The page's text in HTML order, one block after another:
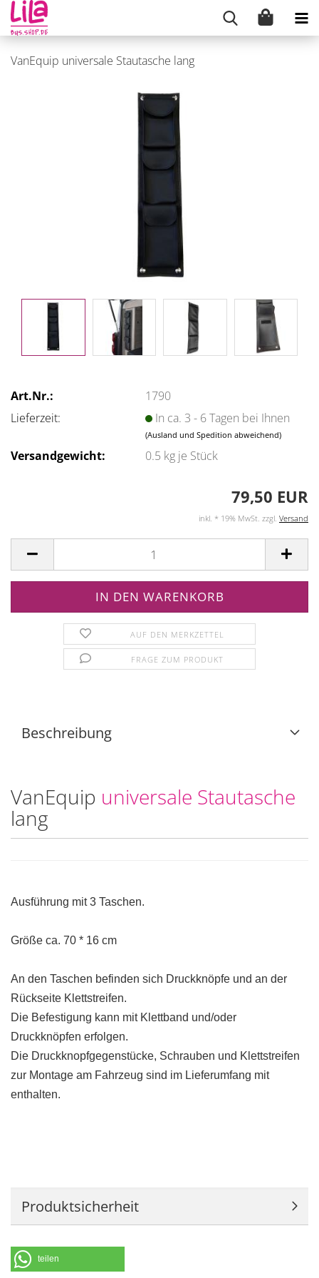
VanEquip universale Stautasche lang
Art.Nr.:
1790
Lieferzeit:
In ca. 3 - 6 Tagen bei Ihnen
(Ausland und Spedition abweichend)
Versandgewicht: 0.5 kg je Stück
79,50 EUR
inkl. * 19% MwSt. zzgl. Versand
AUF DEN MERKZETTEL
FRAGE ZUM PRODUKT
Beschreibung
VanEquip universale Stautasche
lang
Ausführung mit 3 Taschen.
Größe ca. 70 * 16 cm
An den Taschen befinden sich Druckknöpfe und an der
Rückseite Klettstreifen.
Die Befestigung kann mit Klettband und/oder
Druckknöpfen erfolgen.
Die Druckknopfgegenstücke, Schrauben und Klettstreifen
zur Montage am Fahrzeug sind im Lieferumfang mit
enthalten.
Produktsicherheit
teilen